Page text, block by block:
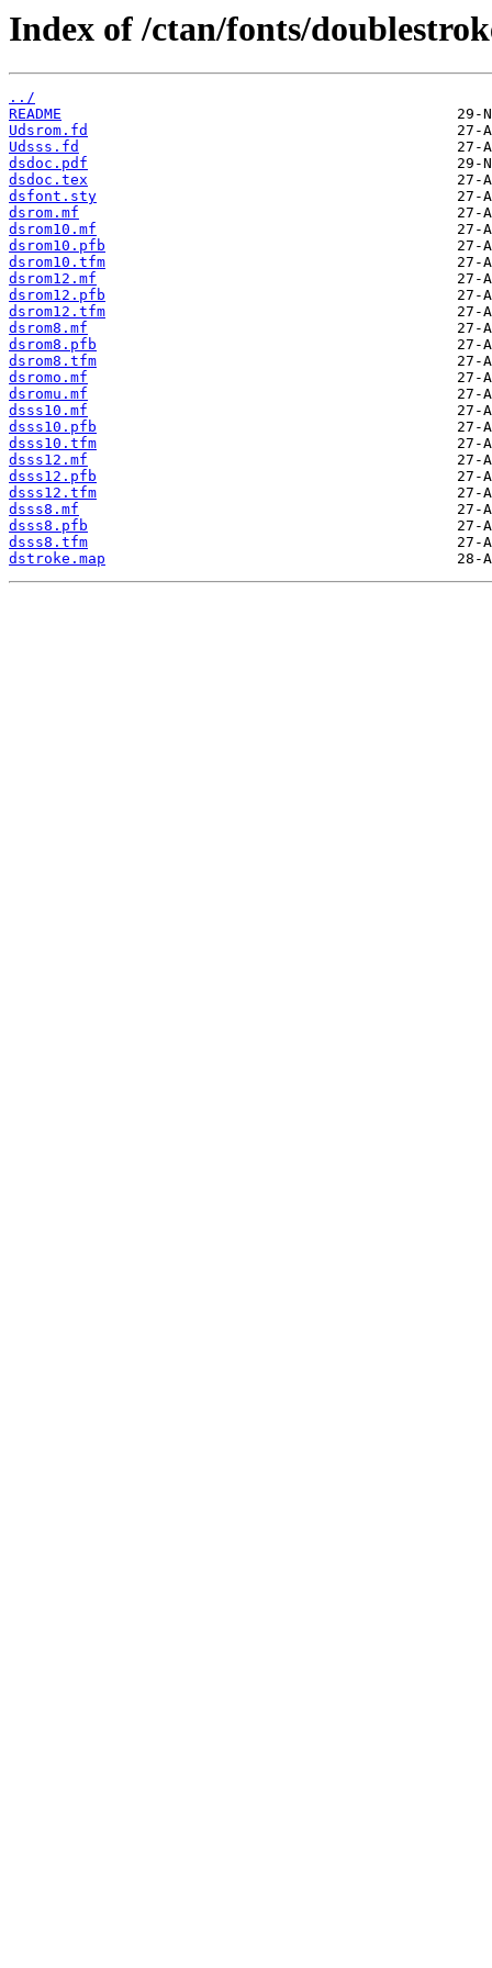
Index of /ctan/fonts/
../
README
Udsrom.fd
Udsss.fd
dsdoc.pdf
dsdoc.tex
dsfont.sty
dsrom.mf
dsrom10.mf
dsrom10.pfb
dsrom10.tfm
dsrom12.mf
dsrom12.pfb
dsrom12.tfm
dsrom8.mf
dsrom8.pfb
dsrom8.tfm
dsromo.mf
dsromu.mf
dsss10.mf
dsss10.pfb
dsss10.tfm
dsss12.mf
dsss12.pfb
dsss12.tfm
dsss8.mf
dsss8.pfb
dsss8.tfm
dstroke.map